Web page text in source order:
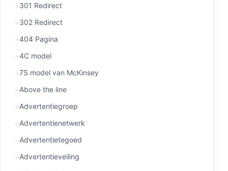
301 Redirect
302 Redirect
404 Pagina
4C model
7S model van McKinsey
Above the line
Advertentiegroep
Advertentienetwerk
Advertentietegoed
Advertentieveiling